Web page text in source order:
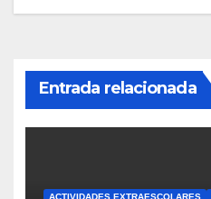
Entrada relacionada